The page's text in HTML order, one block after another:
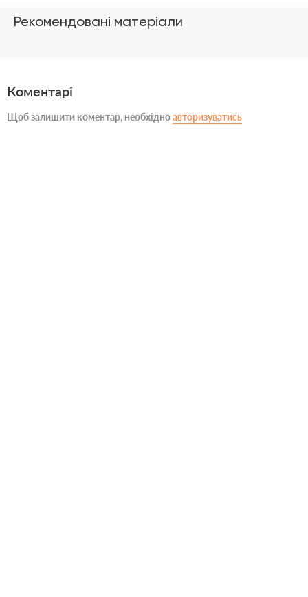
Рекомендовані матеріали
Коментарі
Щоб залишити коментар, необхідноавторизуватись